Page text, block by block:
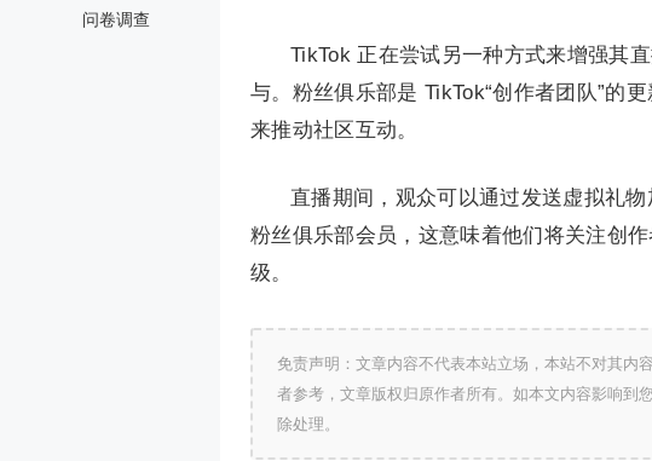
问卷调查
TikTok 正在尝试另一种方式来增强其
与。粉丝俱乐部是 TikTok“创作者团队”的
来推动社区互动。
直播期间，观众可以通过发送虚拟礼
粉丝俱乐部会员，这意味着他们将关注创
级。
免责声明：文章内容不代表本站立场，本站不对其内
者参考，文章版权归原作者所有。如本文内容影响到
除处理。